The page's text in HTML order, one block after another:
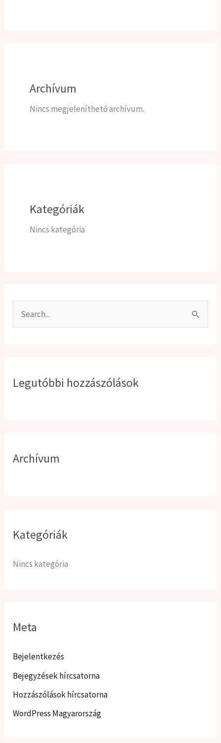
Archívum
Nincs megjeleníthető archívum.
Kategóriák
Nincs kategória
c
Legutóbbi hozzászólások
Archívum
Kategóriák
Nincs kategória
Meta
Bejelentkezés
Bejegyzések hírcsatorna
Hozzászólások hírcsatorna
WordPress Magyarország